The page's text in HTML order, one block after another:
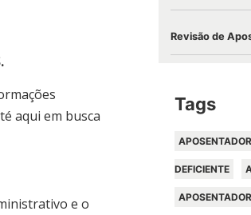
aqui em busca
e o
Revisão de
Tags
DEFICIENTE